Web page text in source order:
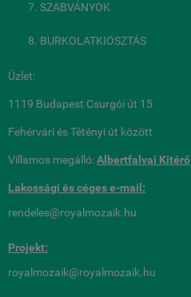
SZABVÁNYOK
BURKOLATKIOSZTÁS
Üzlet:
1119 Budapest Csurgói út 15
Fehérvári és Tétényi út között
Villamos megálló:Albertfalvai Kitérő
Lakossági és cégese-mail:
rendeles@royalmozaik.hu
Projekt:
royalmozaik@royalmozaik.hu